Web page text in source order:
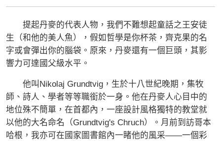
提起丹麥的代表人物，我們不難想起童話之王安徒
生（和他的美人魚），假如哲學是你杯茶，齊克果的名
字或會彈出你的腦袋。原來，丹麥還有一個巨頭，其影
響力可達國父級水平。
他叫Nikolaj Grundtvig，生於十八世紀晚期，集牧
師、詩人、學者等等職銜於一身。他在丹麥人心目中的
地位殊不簡單，在首都內，一座設計風格獨特的教堂就
以他的大名命名（Grundtvig's Chruch）。月前到訪哥本
哈根，我亦可在國家圖書館內一睹他的風采——一個彩